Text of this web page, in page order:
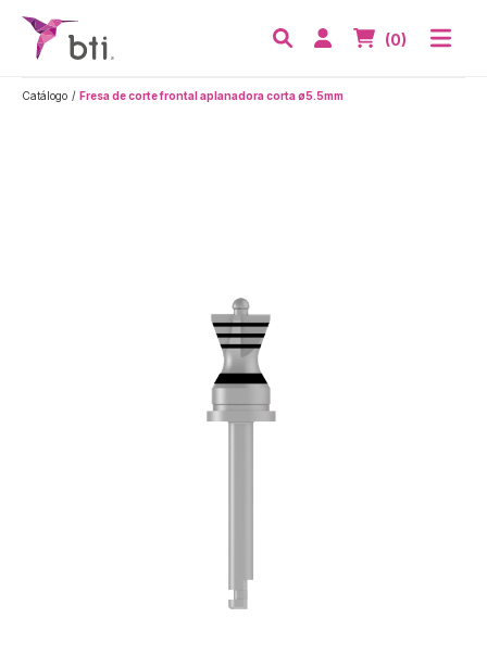
BTI - Human Tecnology
Acceder
Nº de
(0)
Catálogo Fresa de corte frontal aplanadora corta ø5.5mm